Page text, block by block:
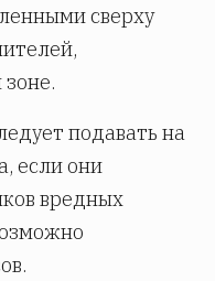
сверху
подавать на
если они
вредных